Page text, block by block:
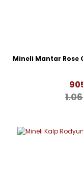
Mineli Mantar Rose